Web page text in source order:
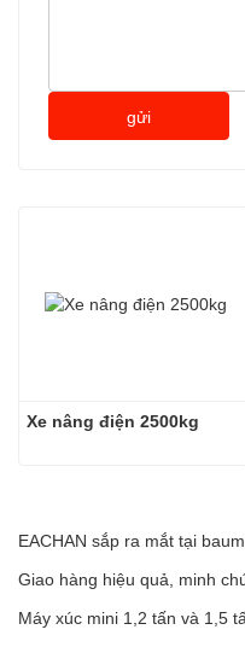
gửi
Xe nâng điện 2500kg